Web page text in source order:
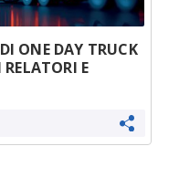
ONE DAY TRUCK
E